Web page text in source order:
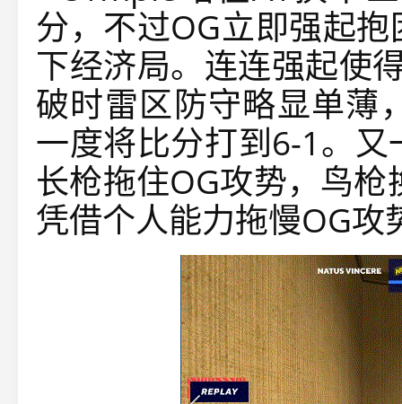
分，不过OG立即强起
下经济局。连连强起使
破时雷区防守略显单薄
一度将比分打到6-1。
长枪拖住OG攻势，鸟
凭借个人能力拖慢OG攻